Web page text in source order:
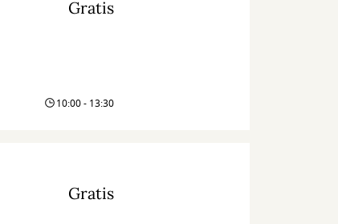
Gratis
10:00 - 13:30
Gratis